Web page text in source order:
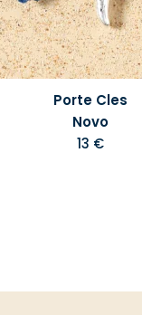
Porte Cles
Novo
13 €